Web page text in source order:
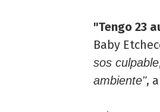
"Tengo 23
Baby
sos
ambiente",